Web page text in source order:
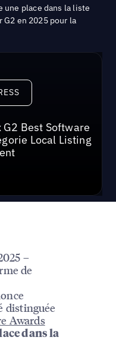
une place dans la liste
en 2025 pour la
& Press
Best Software
Local Listing
–
de
distinguée
Awards
dans la